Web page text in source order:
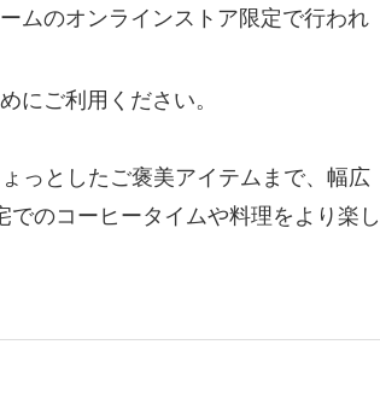
ムのオンラインストア限定で行われ
にご利用ください。
っとしたご褒美アイテムまで、幅広
のコーヒータイムや料理をより楽し